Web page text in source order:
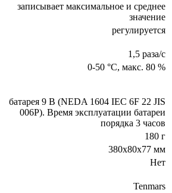
записывает максимальное и среднее
значение
регулируется
1,5 раза/с
0-50 °C, макс. 80 %
батарея 9 В (NEDA 1604 IEC 6F 22 JIS
006P). Время эксплуатации батареи
порядка 3 часов
180 г
380х80х77 мм
Нет
Tenmars